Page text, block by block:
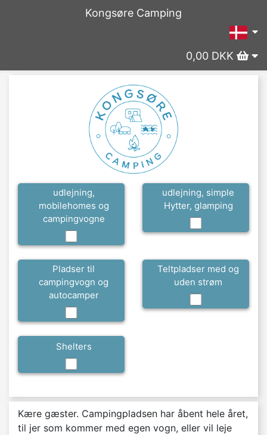
Kongsøre Camping
0,00 DKK
udlejning,
mobilehomes og
campingvogne
udlejning, simple
Hytter, glamping
Pladser til
campingvogn og
autocamper
Teltpladser med og
uden strøm
Shelters
Kære gæster. Campingpladsen har åbent hele året,
til jer som kommer med egen vogn, eller vil leje